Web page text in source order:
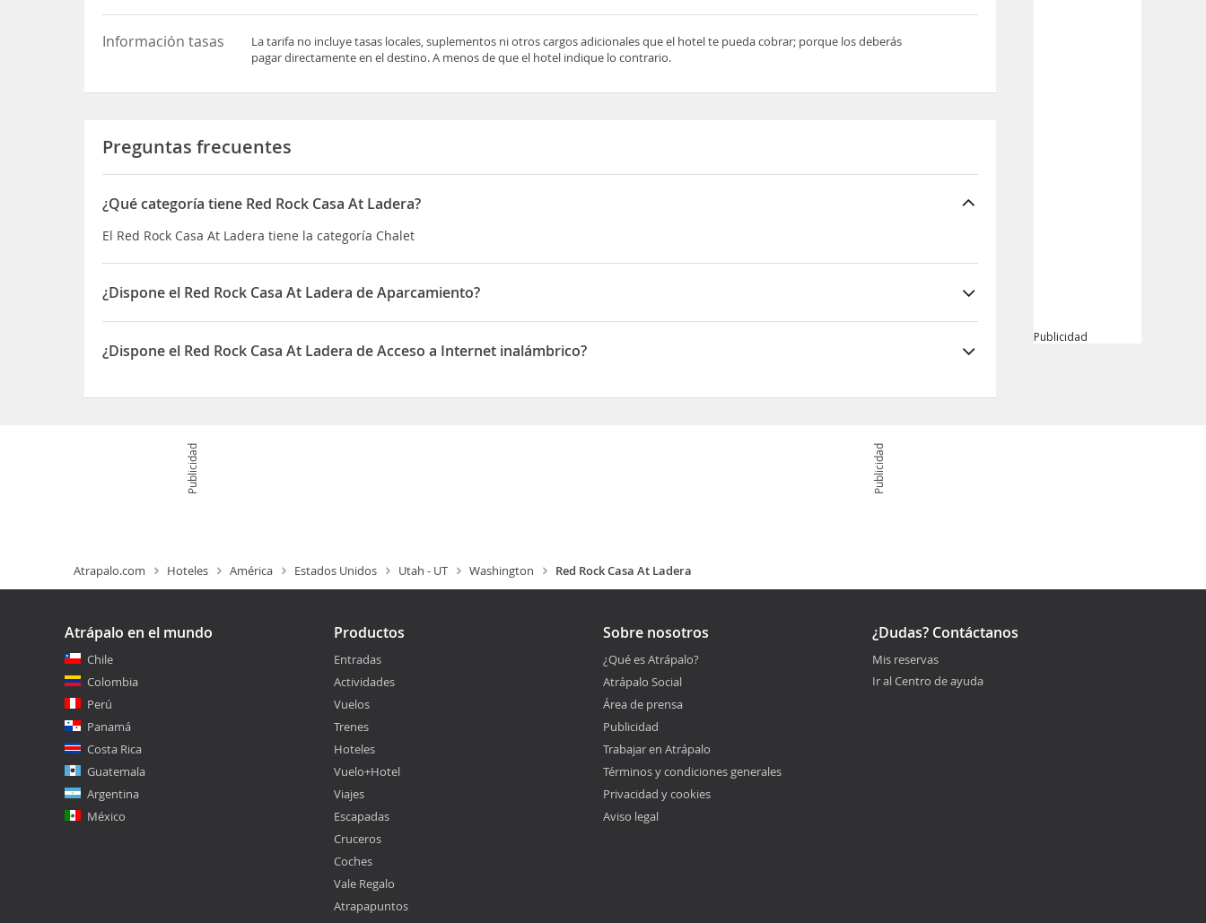
Información tasas
La tarifa no incluye tasas locales, suplementos ni otros cargos adicionales que el hotel te pueda cobrar; porque los deberás
pagar directamente en el destino. A menos de que el hotel indique lo contrario.
Preguntas frecuentes
¿Qué categoría tiene Red Rock Casa At Ladera?
El Red Rock Casa At Ladera tiene la categoría Chalet
¿Dispone el Red Rock Casa At Ladera de Aparcamiento?
Sí, el Red Rock Casa At Ladera dispone de Aparcamiento
¿Dispone el Red Rock Casa At Ladera de Acceso a Internet inalámbrico?
Publicidad
Publicidad Publicidad
Atrapalo.com Hoteles América Estados Unidos Utah - UT Washington Red Rock Casa At Ladera
Atrápalo en el mundo
Chile
Colombia
Perú
Panamá
Costa Rica
Guatemala
Argentina
México
Productos
Entradas
Actividades
Vuelos
Trenes
Hoteles
Vuelo+Hotel
Viajes
Escapadas
Cruceros
Coches
Vale Regalo
Atrapapuntos
Sobre nosotros
¿Qué es Atrápalo?
Atrápalo Social
Área de prensa
Publicidad
Trabajar en Atrápalo
Términos y condiciones generales
Privacidad y cookies
Aviso legal
¿Dudas? Contáctanos
Mis reservas
Ir al Centro de ayuda